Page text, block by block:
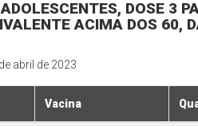
DOSE 3
ACIMA DOS 60,
abril de 2023
Vacina